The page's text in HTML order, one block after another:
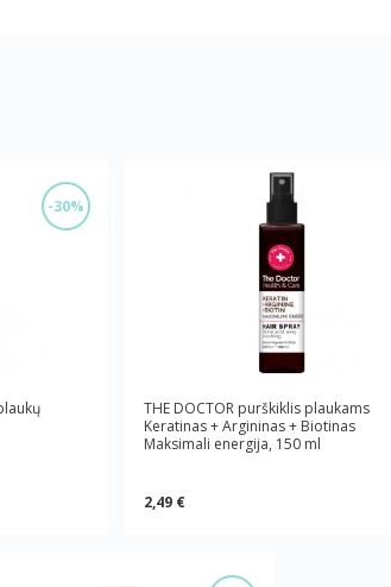
-30%
THE DOCTOR purškiklis plaukams
Keratinas + Argininas + Biotinas
Maksimali energija, 150 ml
2,49 €